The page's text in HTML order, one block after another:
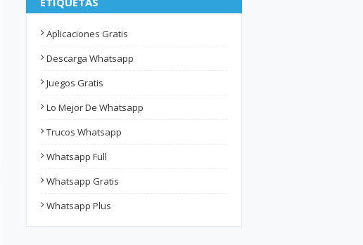
Aplicaciones Gratis
Descarga Whatsapp
Juegos Gratis
Lo Mejor De Whatsapp
Trucos Whatsapp
Whatsapp Full
Whatsapp Gratis
Whatsapp Plus